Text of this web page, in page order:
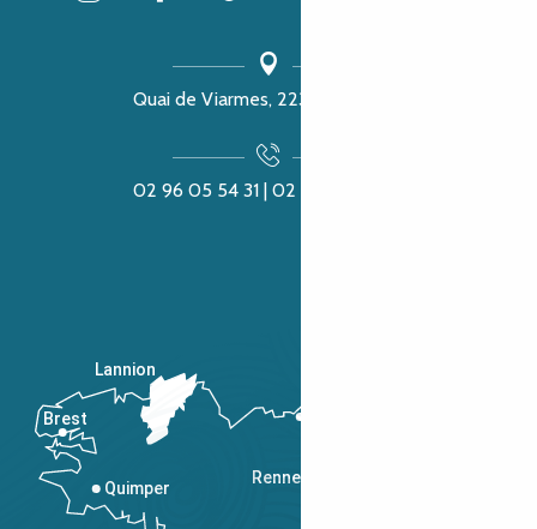
Quai de Viarmes, 22300 Lannion
02 96 05 54 31 | 02 96 04 04 57
Rennes
Quimper
Lannion
Brest